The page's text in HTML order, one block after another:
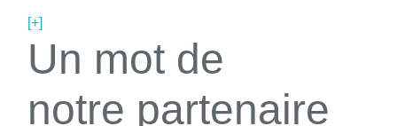
[+]
Un mot de
notre partenaire